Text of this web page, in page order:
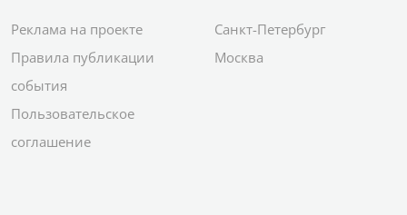
Реклама на проекте
Правила публикации
события
Пользовательское
соглашение
Санкт-Петербург
Москва